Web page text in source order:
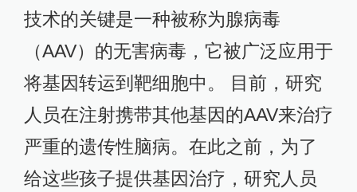
技术的关键是一种被称为腺病毒
（AAV）的无害病毒，它被广泛应用于
将基因转运到靶细胞中。 目前，研究
人员在注射携带其他基因的AAV来治疗
严重的遗传性脑病。在此之前，为了
给这些孩子提供基因治疗，研究人员